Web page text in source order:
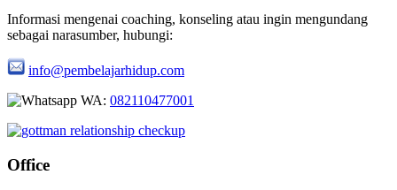
Informasi mengenai coaching, konseling atau ingin mengundang
sebagai narasumber, hubungi:
info@pembelajarhidup.com
WA: 082110477001
Office